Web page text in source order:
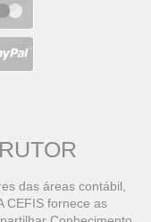
das áreas contábil,
CEFIS fornece as